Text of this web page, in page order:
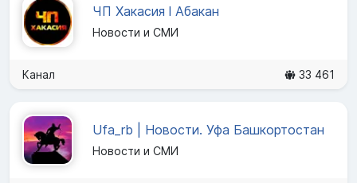
ЧП Хакасия l Абакан
Новости и СМИ
Канал 33 461
Ufa_rb | Новости. Уфа Башкортостан
Новости и СМИ